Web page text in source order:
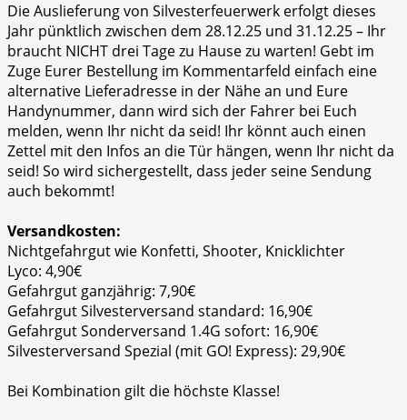
Die Auslieferung von Silvesterfeuerwerk erfolgt dieses
Jahr pünktlich zwischen dem 28.12.25 und 31.12.25 – Ihr
braucht NICHT drei Tage zu Hause zu warten! Gebt im
Zuge Eurer Bestellung im Kommentarfeld einfach eine
alternative Lieferadresse in der Nähe an und Eure
Handynummer, dann wird sich der Fahrer bei Euch
melden, wenn Ihr nicht da seid! Ihr könnt auch einen
Zettel mit den Infos an die Tür hängen, wenn Ihr nicht da
seid! So wird sichergestellt, dass jeder seine Sendung
auch bekommt!
Versandkosten:
Nichtgefahrgut wie Konfetti, Shooter, Knicklichter
Lyco: 4,90€
Gefahrgut ganzjährig: 7,90€
Gefahrgut Silvesterversand standard: 16,90€
Gefahrgut Sonderversand 1.4G sofort: 16,90€
Silvesterversand Spezial (mit GO! Express): 29,90€
Bei Kombination gilt die höchste Klasse!